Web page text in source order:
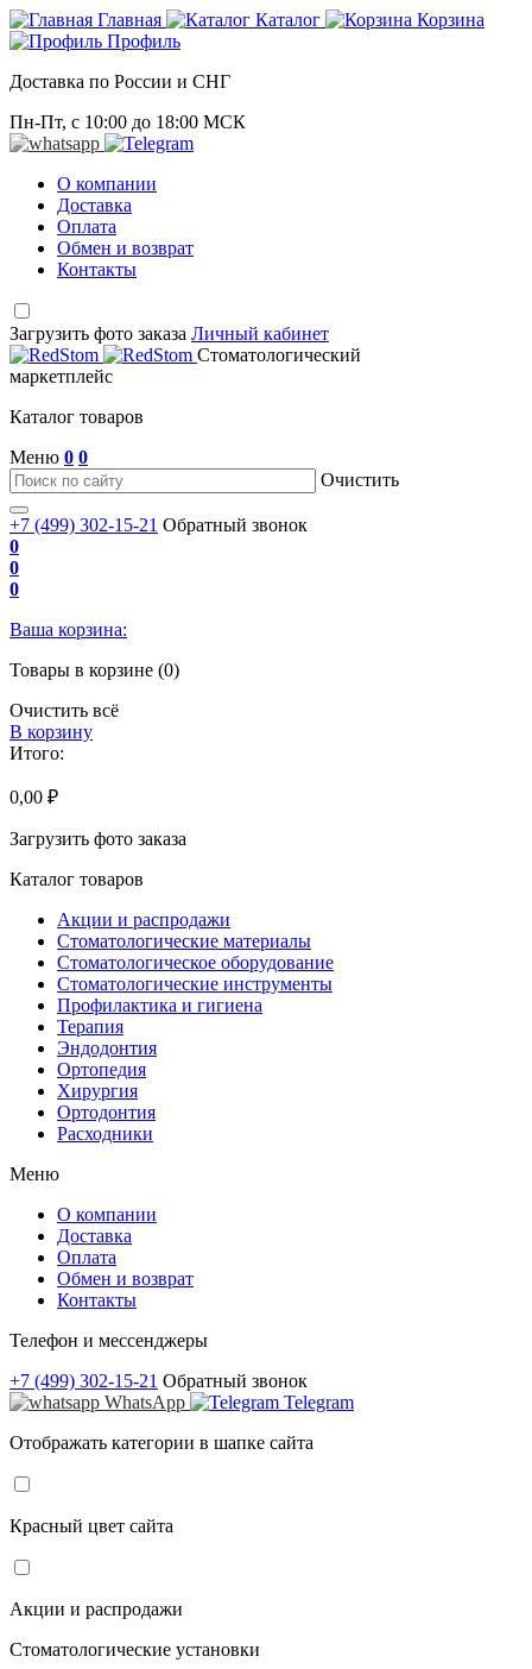
Главная Каталог
Корзина
Профиль
Доставка по России и СНГ
Пн-Пт, с 10:00 до 18:00 МСК
О компании
Доставка
Оплата
Обмен и возврат
Контакты
Загрузить фото заказа Личный кабинет
Стоматологический
маркетплейс
Каталог товаров
Меню 0 0
Очистить
+7 (499) 302-15-21 Обратный звонок
0
0
0
Ваша корзина:
Товары в корзине (0)
Очистить всё
В корзину
Итого:
0,00 ₽
Загрузить фото заказа
Каталог товаров
Акции и распродажи
Стоматологические материалы
Стоматологическое оборудование
Стоматологические инструменты
Профилактика и гигиена
Терапия
Эндодонтия
Ортопедия
Хирургия
Ортодонтия
Расходники
Меню
О компании
Доставка
Оплата
Обмен и возврат
Контакты
Телефон и мессенджеры
+7 (499) 302-15-21 Обратный звонок
WhatsApp
Telegram
Отображать категории в шапке сайта
Красный цвет сайта
Акции и распродажи
Стоматологические установки